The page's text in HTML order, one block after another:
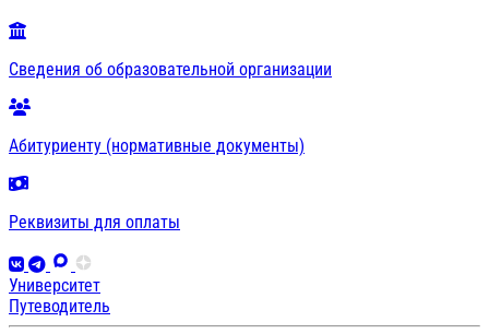
Сведения об образовательной организации
Абитуриенту (нормативные документы)
Реквизиты для оплаты
Университет
Путеводитель